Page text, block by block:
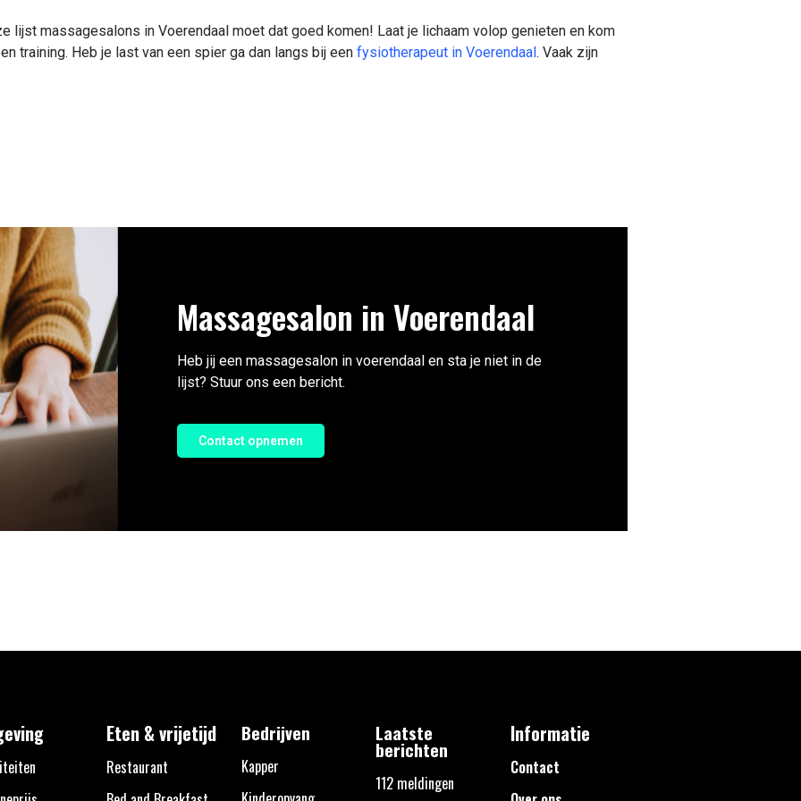
lijst massagesalons in Voerendaal moet dat goed komen! Laat je lichaam volop genieten en kom
training. Heb je last van een spier ga dan langs bij een fysiotherapeut in Voerendaal . Vaak zijn
Massagesalon in Voerendaal
Heb jij een massagesalon in voerendaal en sta je niet in de
lijst? Stuur ons een bericht.
Contact opnemen
Eten & vrijetijd
Restaurant
Bedrijven
Kapper
Laatste
berichten
112 meldingen
Informatie
Contact